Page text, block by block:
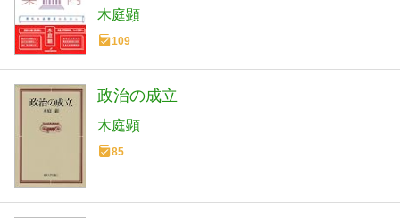
木庭顕
109
政治の成立
木庭顕
85